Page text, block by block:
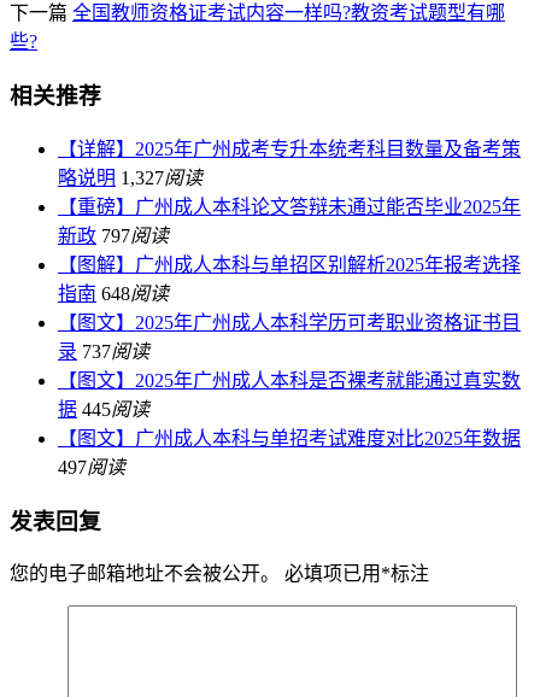
下一篇 全国教师资格证考试内容一样吗?教资考试题型有哪
些?
相关推荐
【详解】2025年广州成考专升本统考科目数量及备考策
略说明 1,327阅读
【重磅】广州成人本科论文答辩未通过能否毕业2025年
新政 797阅读
【图解】广州成人本科与单招区别解析2025年报考选择
指南 648阅读
【图文】2025年广州成人本科学历可考职业资格证书目
录 737阅读
【图文】2025年广州成人本科是否裸考就能通过真实数
据 445阅读
【图文】广州成人本科与单招考试难度对比2025年数据
497阅读
发表回复
您的电子邮箱地址不会被公开。 必填项已用 *标注